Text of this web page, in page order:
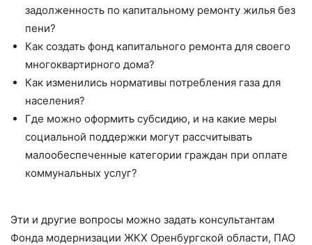
задолженность по капитальному ремонту жилья без
пени?
Как создать фонд капитального ремонта для своего
многоквартирного дома?
Как изменились нормативы потребления газа для
населения?
Где можно оформить субсидию, и на какие меры
социальной поддержки могут рассчитывать
малообеспеченные категории граждан при оплате
коммунальных услуг?
Эти и другие вопросы можно задать консультантам
Фонда модернизации ЖКХ Оренбургской области, ПАО